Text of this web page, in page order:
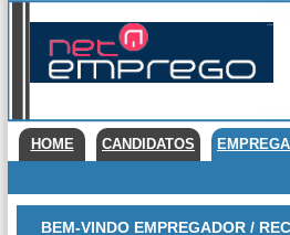
HOME CANDIDATOS
BEM-VINDO EMPREGADOR /